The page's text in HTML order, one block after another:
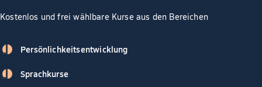
Kostenlos und frei wählbare Kurse aus den Bereichen
Persönlichkeitsentwicklung
Sprachkurse